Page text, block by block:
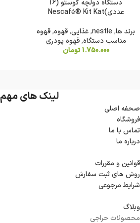
دستگاه دولچه گوستو (16
عددی)Nescafé® Kit Kat
برند ها,
nestle
,غذایی,قهوه,قهوه
مناسب دستگاه,قهوه پودری
1.750.000 تومان
لینک های مهم
صحفه اصلی
فروشگاه
تماس با ما
درباره ما
قوانین و مقررات
روش های ثبت سفارش
شرایط مرجوعی
وبلاگ
محصولات حراجی